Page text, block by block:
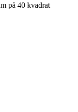
på 40 kvadrat